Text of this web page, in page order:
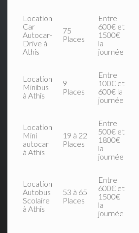
Location
Car
Autocar-
Drive à
Athis
75
Places
Entre
600€ et
1500€
la
journée
Location
Minibus
à Athis
9
Places
Entre
100€ et
600€ la
journée
Location
Mini
autocar
à Athis
19 à 22
Places
Entre
500€ et
1800€
la
journée
Location
Autobus
Scolaire
à Athis
53 à 65
Places
Entre
600€ et
1500€
la
journée